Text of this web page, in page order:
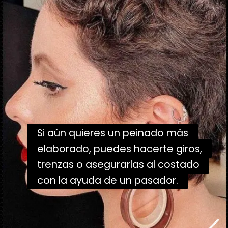
Si aún quieres un peinado más
elaborado, puedes hacerte giros,
trenzas o asegurarlas al costado
con la ayuda de un pasador.
Si aún quieres un peinado más
elaborado, puedes hacerte giros,
trenzas o asegurarlas al costado
con la ayuda de un pasador.